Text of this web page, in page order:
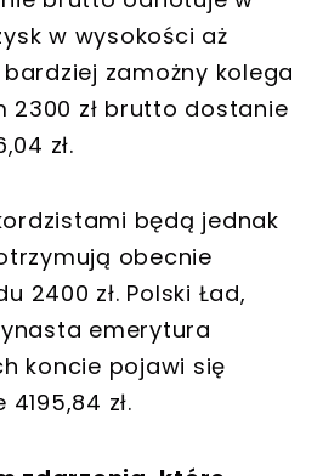
w wysokości aż
bardziej zamożny kolega
2300 zł brutto dostanie
zł.
będą jednak
obecnie
2400 zł. Polski Ład,
emerytura
koncie pojawi się
zł.